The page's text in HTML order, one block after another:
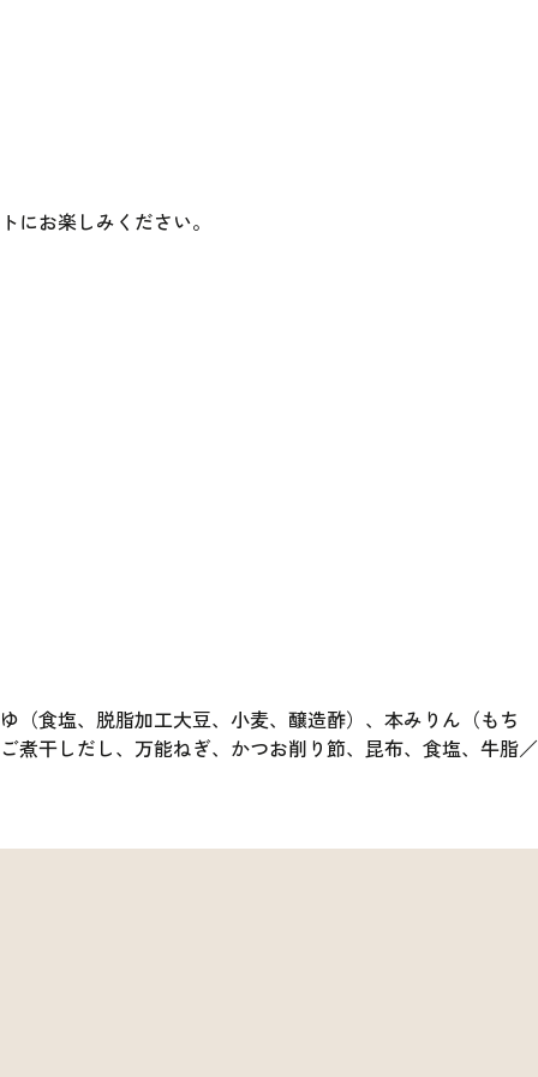
にお楽しみください。
（食塩、脱脂加工大豆、小麦、醸造酢）、本みりん（もち
煮干しだし、万能ねぎ、かつお削り節、昆布、食塩、牛脂／